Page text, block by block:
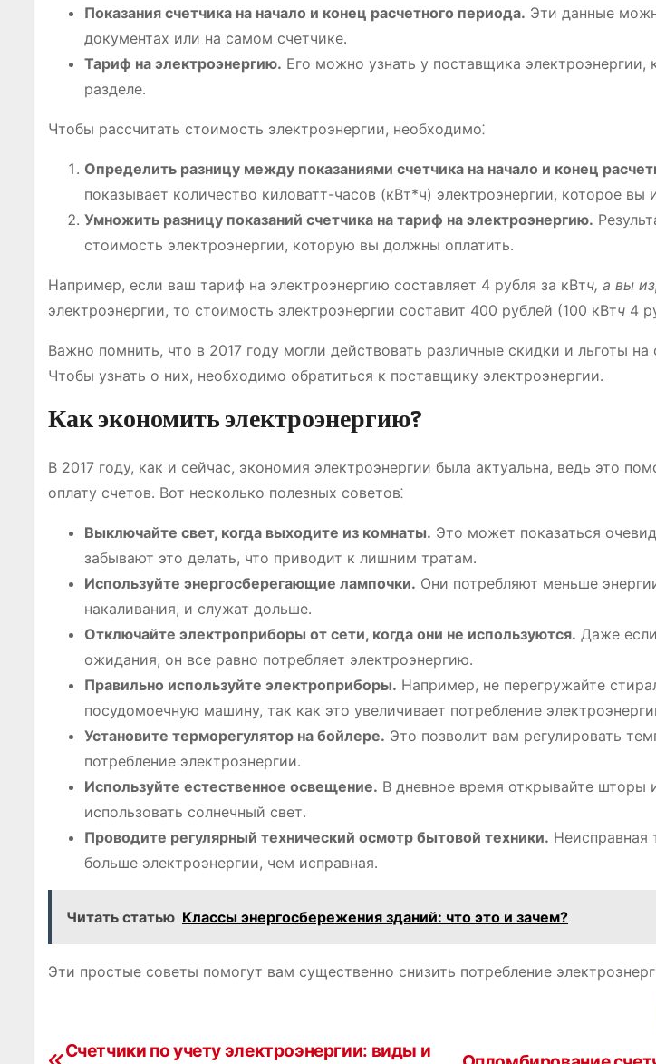
Показания счетчика на начало и конец расчетного периода․ Эти данные
документах или на самом счетчике․
Тариф на электроэнергию․ Его можно узнать у поставщика
разделе․
Чтобы рассчитать стоимость электроэнергии, необходимо⁚
Определить разницу между показаниями счетчика на начало и конец
показывает количество киловатт-часов (кВт*ч) электроэнергии, которое вы
Умножить разницу показаний счетчика на тариф на электроэнергию․
стоимость электроэнергии, которую вы должны оплатить․
Например, если ваш тариф на электроэнергию составляет 4 рубля за кВтч, а вы
электроэнергии, то стоимость электроэнергии составит 400 рублей (100 кВтч 4
Важно помнить, что в 2017 году могли действовать различные скидки и льготы на
Чтобы узнать о них, необходимо обратиться к поставщику электроэнергии․
Как экономить электроэнергию?
В 2017 году, как и сейчас, экономия электроэнергии была актуальна, ведь это
оплату счетов․ Вот несколько полезных советов⁚
Выключайте свет, когда выходите из комнаты․ Это может показаться
забывают это делать, что приводит к лишним тратам․
Используйте энергосберегающие лампочки․ Они потребляют меньше
накаливания, и служат дольше․
Отключайте электроприборы от сети, когда они не используются․ Даже
ожидания, он все равно потребляет электроэнергию․
Правильно используйте электроприборы․ Например, не перегружайте
посудомоечную машину, так как это увеличивает потребление
Установите терморегулятор на бойлере․ Это позволит вам регулировать
потребление электроэнергии․
Используйте естественное освещение․ В дневное время открывайте
использовать солнечный свет․
Проводите регулярный технический осмотр бытовой техники․ Неисправная
больше электроэнергии, чем исправная․
Читать статью Классы энергосбережения зданий: что это и зачем?
Эти простые советы помогут вам существенно снизить потребление
Счетчики по учету электроэнергии: виды и